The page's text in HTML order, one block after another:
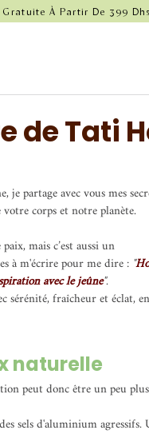
Gratuite À Partir De 399
de Tati
je partage avec vous mes
votre corps et notre planète.
mais c’est aussi un
à m'écrire pour me dire : "
avec le jeûne".
sérénité, fraîcheur et
naturelle
peut donc être un peu
des sels d'aluminium